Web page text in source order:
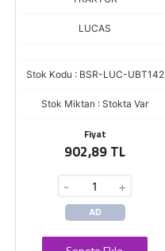
LUCAS
Stok Kodu : BSR-LUC-UBT142
Stok Miktarı : Stokta Var
Fiyat
902,89 TL
- +
AD